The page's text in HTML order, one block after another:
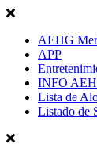
AEHG
APP
INFO
Lista de
Listado de